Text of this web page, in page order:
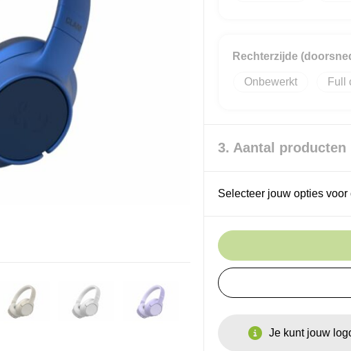
Rechterzijde
Onbewerkt Full
3. Aantal producten
Selecteer jouw opties
Je kunt jouw